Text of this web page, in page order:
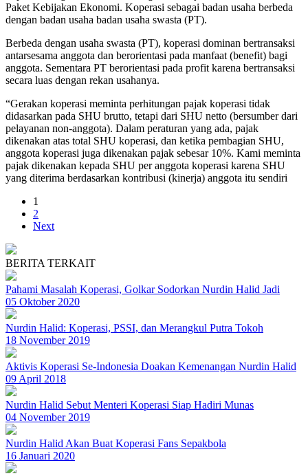
Paket Kebijakan Ekonomi. Koperasi sebagai badan usaha berbeda
dengan badan usaha badan usaha swasta (PT).
Berbeda dengan usaha swasta (PT), koperasi dominan bertransaksi
antarsesama anggota dan berorientasi pada manfaat (benefit) bagi
anggota. Sementara PT berorientasi pada profit karena bertransaksi
secara luas dengan rekan usahanya.
“Gerakan koperasi meminta perhitungan pajak koperasi tidak
didasarkan pada SHU brutto, tetapi dari SHU netto (bersumber dari
pelayanan non-anggota). Dalam peraturan yang ada, pajak
dikenakan atas total SHU koperasi, dan ketika pembagian SHU,
anggota koperasi juga dikenakan pajak sebesar 10%. Kami meminta
pajak dikenakan kepada SHU per anggota koperasi karena SHU
yang diterima berdasarkan kontribusi (kinerja) anggota itu sendiri
1
2
Next
BERITA TERKAIT
Pahami Masalah Koperasi, Golkar Sodorkan Nurdin Halid Jadi
05 Oktober 2020
Nurdin Halid: Koperasi, PSSI, dan Merangkul Putra Tokoh
18 November 2019
Aktivis Koperasi Se-Indonesia Doakan Kemenangan Nurdin Halid
09 April 2018
Nurdin Halid Sebut Menteri Koperasi Siap Hadiri Munas
04 November 2019
Nurdin Halid Akan Buat Koperasi Fans Sepakbola
16 Januari 2020